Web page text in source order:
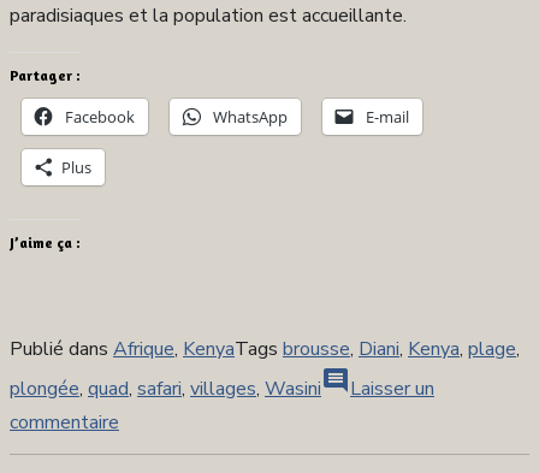
paradisiaques et la population est accueillante.
Partager :
Facebook WhatsApp E-mail
Plus
J’aime ça :
Publié dans Afrique, KenyaTags brousse, Diani, Kenya, plage,
plongée, quad, safari, villages, Wasinicomment Laisser un
commentaire
Les